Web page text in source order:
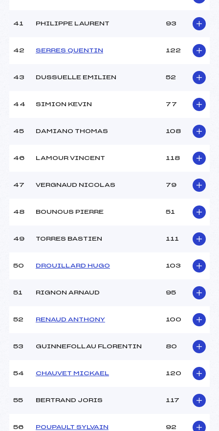
41 PHILIPPE LAURENT 93
42 SERRES QUENTIN 122
43 DUSSUELLE EMILIEN 52
44 SIMION KEVIN 77
45 DAMIANO THOMAS 108
46 LAMOUR VINCENT 118
47 VERGNAUD NICOLAS 79
48 BOUNOUS PIERRE 51
49 TORRES BASTIEN 111
50 DROUILLARD HUGO 103
51 RIGNON ARNAUD 95
52 RENAUD ANTHONY 100
53 GUINNEFOLLAU FLORENTIN 80
54 CHAUVET MICKAEL 120
55 BERTRAND JORIS 117
56 POUPAULT SYLVAIN 92